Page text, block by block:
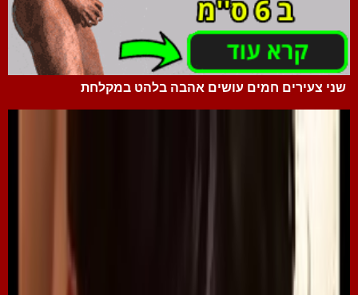
שני צעירים חמים עושים אהבה בלהט במקלחת